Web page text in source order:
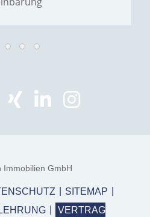
Immobilien GmbH
SITEMAP
VERTRAG